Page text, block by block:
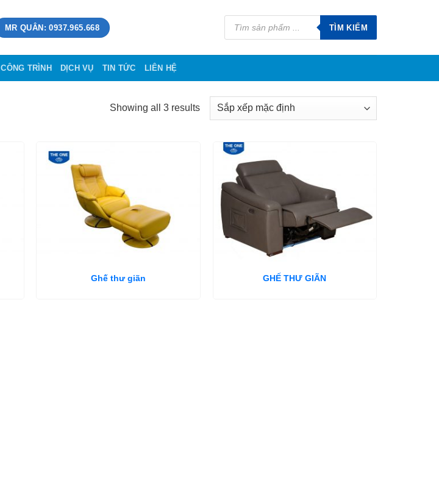
MR QUÂN: 0937.965.668
Tìm
kiếm
phẩm
TÌM KIẾM
CÔNG TRÌNH DỊCH VỤ TIN TỨC LIÊN HỆ
Showing all 3 results
Ghế thư giãn GHẾ THƯ GIÃN